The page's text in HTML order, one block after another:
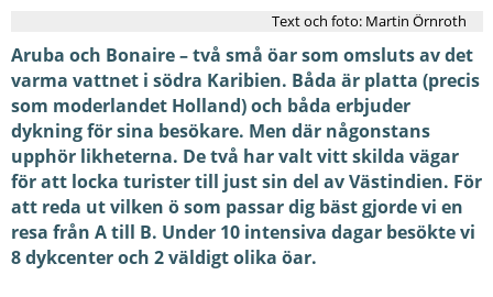
Text och foto: Martin Örnroth
Aruba och Bonaire – två små öar som omsluts av det
varma vattnet i södra Karibien. Båda är platta (precis
som moderlandet Holland) och båda erbjuder
dykning för sina besökare. Men där någonstans
upphör likheterna. De två har valt vitt skilda vägar
för att locka turister till just sin del av Västindien. För
att reda ut vilken ö som passar dig bäst gjorde vi en
resa från A till B. Under 10 intensiva dagar besökte vi
8 dykcenter och 2 väldigt olika öar.